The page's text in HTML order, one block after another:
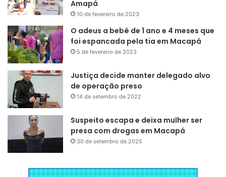
Equatorial
– Site: Grupo Equatorial Energia⁠ –
www.equatorialenergia.com.br
– Portal de carreiras:
– Atendente Virtual Clara: (96) 3082-2949
– Central de Atendimento da CEA: 0800 096 0196
– Central de Atendimento da CSA: 0800 086 0116
Amapá
10 de fevereiro de 2023
O adeus a bebê de 1 ano e 4 meses que
foi espancada pela tia em Macapá
5 de fevereiro de 2023
Justiça decide manter delegado alvo
de operação preso
14 de setembro de 2022
Suspeito escapa e deixa mulher ser
presa com drogas em Macapá
30 de setembro de 2025